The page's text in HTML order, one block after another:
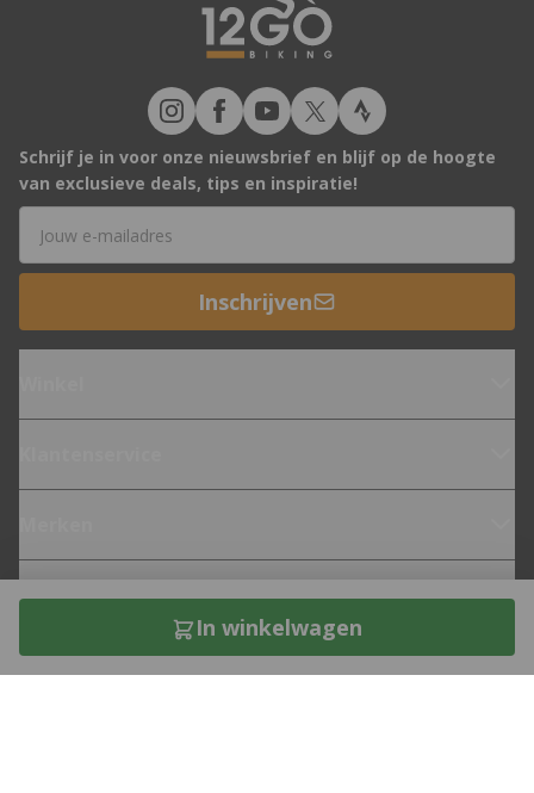
In winkelwagen
Schrijf je in voor onze nieuwsbrief en blijf op de hoogte
van exclusieve deals, tips en inspiratie!
Inschrijven
Fietsen